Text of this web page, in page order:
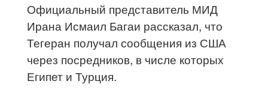
Официальный представитель МИД
Ирана Исмаил Багаи рассказал, что
Тегеран получал сообщения из США
через посредников, в числе которых
Египет и Турция.